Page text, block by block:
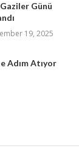
Günü
19, 2025
Adım Atıyor